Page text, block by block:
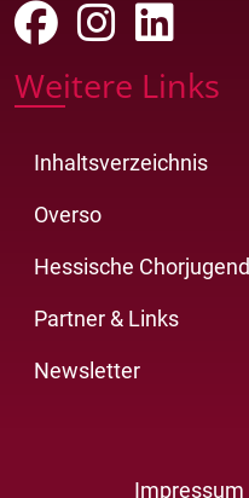
Weitere Links
Inhaltsverzeichnis
Overso
Hessische Chorjugend
Partner & Links
Newsletter
Impressum